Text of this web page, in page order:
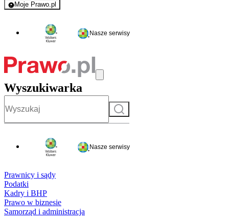
Moje Prawo.pl
- rejestracja i logowanie do serwisu
Nasze serwisy
Wyszukiwarka
Szukaj
Nasze serwisy
Prawnicy i sądy
Podatki
Kadry i BHP
Prawo w biznesie
Samorząd i administracja